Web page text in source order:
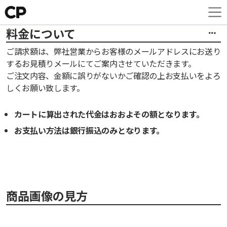
料金について
ご請求額は、弊社営業からお客様のメールアドレスにお送り
するお見積りメールにてご案内させていただきます。
ご注文内容、金額に誤りがないかご確認の上お支払いをよろ
しくお願い致します。
カートに算出された代金はおおよその額となります。
お支払い方法は銀行振込のみとなります。
商品画像の見方